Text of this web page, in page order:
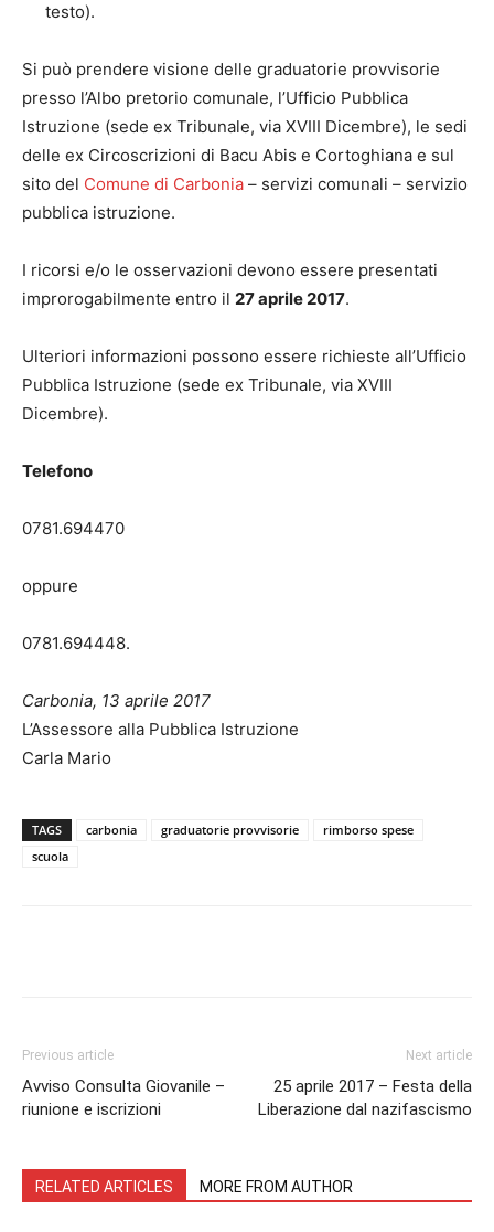
testo).
Si può prendere visione delle graduatorie provvisorie
presso l’Albo pretorio comunale, l’Ufficio Pubblica
Istruzione (sede ex Tribunale, via XVIII Dicembre), le sedi
delle ex Circoscrizioni di Bacu Abis e Cortoghiana e sul
sito del Comune di Carbonia – servizi comunali – servizio
pubblica istruzione.
I ricorsi e/o le osservazioni devono essere presentati
improrogabilmente entro il 27 aprile 2017.
Ulteriori informazioni possono essere richieste all’Ufficio
Pubblica Istruzione (sede ex Tribunale, via XVIII
Dicembre).
Telefono
0781.694470
oppure
0781.694448.
Carbonia, 13 aprile 2017
L’Assessore alla Pubblica Istruzione
Carla Mario
TAGS carbonia graduatorie provvisorie
rimborso spese
scuola
Previous article
Avviso Consulta Giovanile –
riunione e iscrizioni
Next article
25 aprile 2017 – Festa della
Liberazione dal nazifascismo
RELATED ARTICLES MORE FROM AUTHOR